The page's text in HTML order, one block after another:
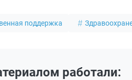
поддержка
работали: